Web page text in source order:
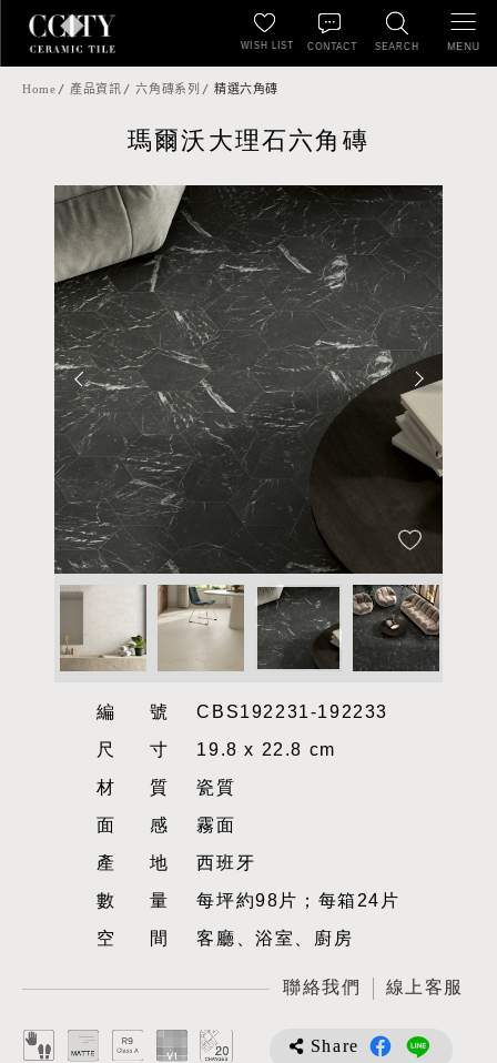
SEARCH
WISH LIST CONTACT MENU
Home 產品資訊 六角磚系列 精選六角磚
瑪爾沃大理石六角磚
編號CBS192231-192233
尺寸19.8 x 22.8 cm
材質瓷質
面感霧面
產地西班牙
數量每坪約98片；每箱24片
空間客廳、浴室、廚房
聯絡我們 線上客服
Share